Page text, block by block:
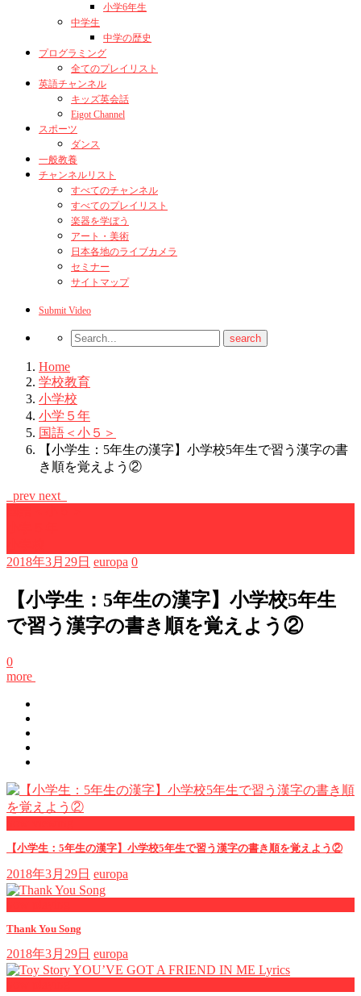
小学6年生
中学生
中学の歴史
プログラミング
全てのプレイリスト
英語チャンネル
キッズ英会話
Eigot Channel
スポーツ
ダンス
一般教養
チャンネルリスト
すべてのチャンネル
すべてのプレイリスト
楽器を学ぼう
アート・美術
日本各地のライブカメラ
セミナー
サイトマップ
Submit Video
Home
学校教育
小学校
小学５年
国語＜小５＞
【小学生：5年生の漢字】小学校5年生で習う漢字の書
き順を覚えよう②
prev next
2018年3月29日 europa 0
【小学生：5年生の漢字】小学校5年生
で習う漢字の書き順を覚えよう②
0
more
【小学生：5年生の漢字】小学校5年生で習う漢字の書き順を覚えよう②
2018年3月29日 europa
Thank You Song
2018年3月29日 europa